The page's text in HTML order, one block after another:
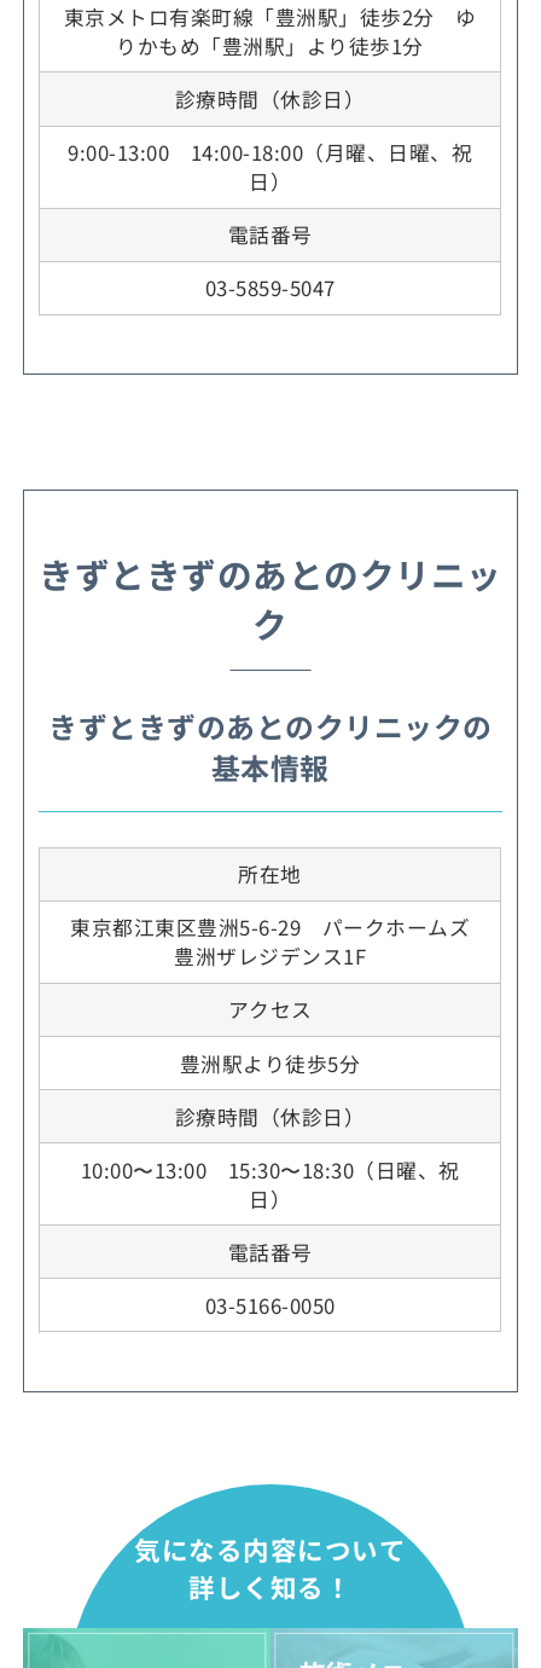
東京メトロ有楽町線「豊洲駅」徒歩2分 ゆ
りかもめ「豊洲駅」より徒歩1分
診療時間（休診日）
9:00-13:00 14:00-18:00（月曜、日曜、祝
日）
電話番号
03-5859-5047
きずときずのあとのクリニッ
ク
きずときずのあとのクリニックの
基本情報
所在地
東京都江東区豊洲5-6-29 パークホームズ
豊洲ザレジデンス1F
アクセス
豊洲駅より徒歩5分
診療時間（休診日）
10:00〜13:00 15:30〜18:30（日曜、祝
日）
電話番号
03-5166-0050
気になる内容について
詳しく知る！